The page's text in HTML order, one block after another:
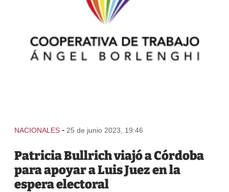
NACIONALES - 25 de junio 2023, 19:46
Patricia Bullrich viajó a Córdoba
para apoyar a Luis Juez en la
espera electoral